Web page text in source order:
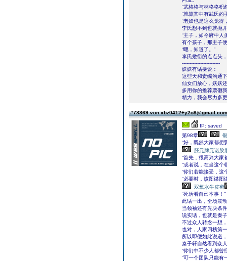
“武格格与林格格积
“就算其中有武氏的
“老奴也是这么觉得
李氏想不到也就抛
“主子，如今府中人
有个孩子，那主子
“嗯，知道了。”
李氏敷衍的点点头
-------------------------
妖妖有话要说：
这些天和责编沟通
仙女们放心，妖妖
多用你的推荐票砸
精力，我会尽力多
#78869 von
IP: saved
第98章
“好，既然大家都想
胚元牌元诺胶
“首先，很高兴大家
“或者说，在当这个
“你们若能接受，这
“必要时，该图谋图
双氧水牛皮癣
“死活看自己本事！”
此话一出，全场震
当领袖还有先决条
说实话，也就是秦
不过众人转念一想
也对，人家四榜第
所以即便如此说道
秦子轩自然看到众
“你们中不少人都曾
“可一个团队只能有